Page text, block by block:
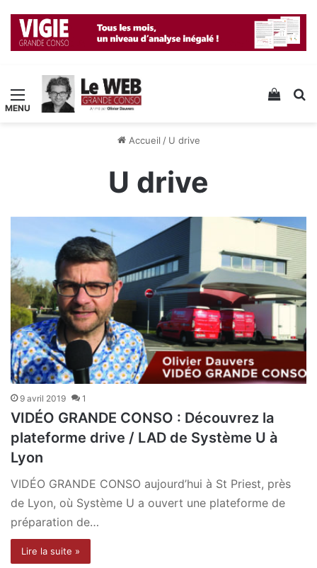
Menu Voir
Accueil / U drive
U drive
9 avril 2019 1
VIDÉO GRANDE CONSO : Découvrez la
plateforme drive / LAD de Système U à
Lyon
VIDÉO GRANDE CONSO aujourd’hui à St Priest, près
de Lyon, où Système U a ouvert une plateforme de
préparation de…
Lire la suite »